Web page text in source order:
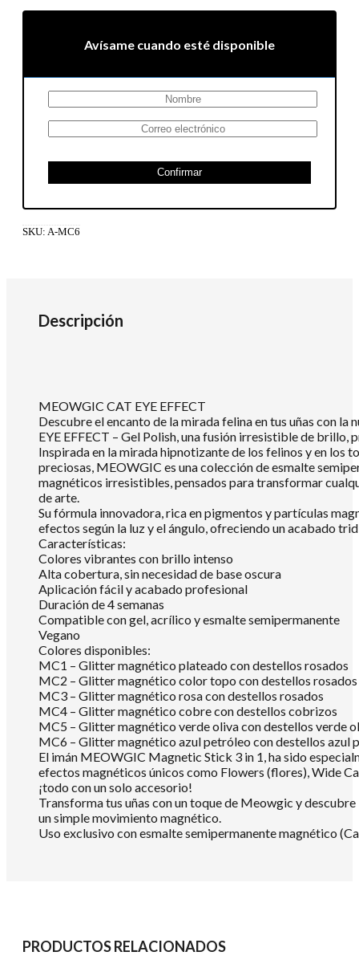
Avísame cuando esté disponible
Confirmar
SKU: A-MC6
Descripción
MEOWGIC CAT EYE EFFECT
Descubre el encanto de la mirada felina en tus uñas con
EYE EFFECT – Gel Polish, una fusión irresistible de
Inspirada en la mirada hipnotizante de los felinos y en los
preciosas, MEOWGIC es una colección de esmalte
magnéticos irresistibles, pensados para transformar
de arte.
Su fórmula innovadora, rica en pigmentos y partículas
efectos según la luz y el ángulo, ofreciendo un acabado
Características:
Colores vibrantes con brillo intenso
Alta cobertura, sin necesidad de base oscura
Aplicación fácil y acabado profesional
Duración de 4 semanas
Compatible con gel, acrílico y esmalte semipermanente
Vegano
Colores disponibles:
MC1 – Glitter magnético plateado con destellos rosados
MC2 – Glitter magnético color topo con destellos rosados
MC3 – Glitter magnético rosa con destellos rosados
MC4 – Glitter magnético cobre con destellos cobrizos
MC5 – Glitter magnético verde oliva con destellos verde
MC6 – Glitter magnético azul petróleo con destellos azul
El imán MEOWGIC Magnetic Stick 3 in 1, ha sido
efectos magnéticos únicos como Flowers (flores), Wide
¡todo con un solo accesorio!
Transforma tus uñas con un toque de Meowgic y
un simple movimiento magnético.
Uso exclusivo con esmalte semipermanente magnético
PRODUCTOS RELACIONADOS